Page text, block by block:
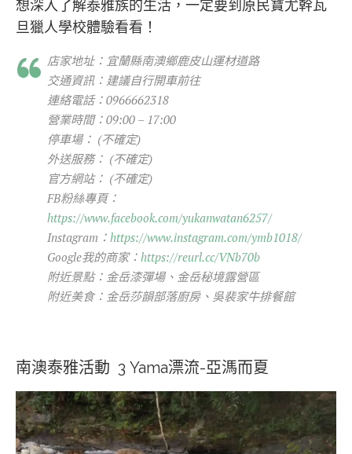
想深入了解泰雅族的生活，一定要到原民寶尤幹瓦
旦獵人學校體驗看看！
店家地址：宜蘭縣南澳鄉鹿皮山運材道路
交通資訊：建議自行開車前往
連絡電話：0966662318
營業時間：09:00 – 17:00
停車場： (不確定)
外送服務： (不確定)
官方網站： (不確定)
FB粉絲專頁：
https://www.facebook.com/yukanwatan6257/
Instagram： https://www.instagram.com/ymb1018/
Google我的商家： https://reurl.cc/VNb70b
附近景點：金岳漆彈場、金岳秘境露營區
附近美食：金岳莎韻部落廚房、吳裴家牛排餐館
南澳泰雅活動 3 Yama漂流-亞溤而夏